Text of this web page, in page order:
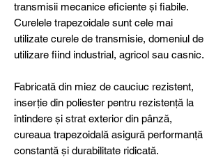
transmisii mecanice eficiente și fiabile.
Curelele trapezoidale sunt cele mai
utilizate curele de transmisie, domeniul de
utilizare fiind industrial, agricol sau casnic.
Fabricată din miez de cauciuc rezistent,
inserție din poliester pentru rezistență la
întindere și strat exterior din pânză,
cureaua trapezoidală asigură performanță
constantă și durabilitate ridicată.